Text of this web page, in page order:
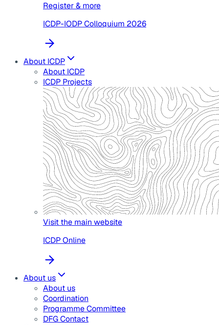
Register & more
ICDP-IODP Colloquium 2026
About ICDP
About ICDP
ICDP Projects
Visit the main website
ICDP Online
About us
About us
Coordination
Programme Committee
DFG Contact